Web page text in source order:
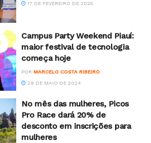
17 DE FEVEREIRO DE 2025
Campus Party Weekend Piauí:
maior festival de tecnologia
começa hoje
POR MARCELO COSTA RIBEIRO
29 DE MAIO DE 2024
No mês das mulheres, Picos
Pro Race dará 20% de
desconto em inscrições para
mulheres